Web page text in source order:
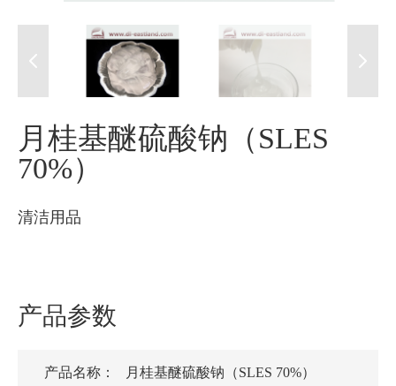
月桂基醚硫酸钠（SLES
70%）
清洁用品
产品参数
产品名称： 月桂基醚硫酸钠（SLES 70%）